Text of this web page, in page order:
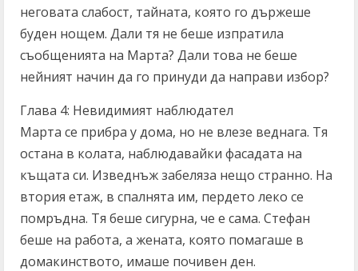
неговата слабост, тайната, която го държеше
буден нощем. Дали тя не беше изпратила
съобщенията на Марта? Дали това не беше
нейният начин да го принуди да направи избор?
Глава 4: Невидимият наблюдател
Марта се прибра у дома, но не влезе веднага. Тя
остана в колата, наблюдавайки фасадата на
къщата си. Изведнъж забеляза нещо странно. На
втория етаж, в спалнята им, пердето леко се
помръдна. Тя беше сигурна, че е сама. Стефан
беше на работа, а жената, която помагаше в
домакинството, имаше почивен ден.